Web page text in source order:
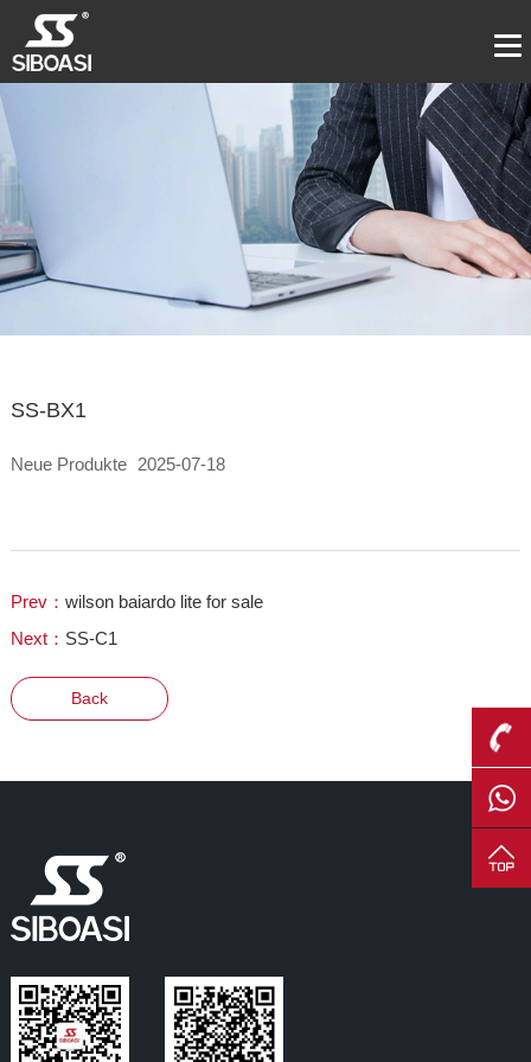
SS-BX1
Neue Produkte 2025-07-18
Prev： wilson baiardo lite for sale
Next： SS-C1
Back